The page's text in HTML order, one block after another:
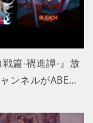
篇-禍進譚-』放
ンネルがABE…